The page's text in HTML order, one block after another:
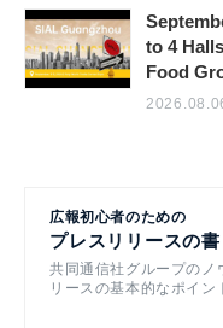
to 4
Food
広報初心者のための
プレスリリースの
共同通信社グループのノ
リースの基本的なポイン